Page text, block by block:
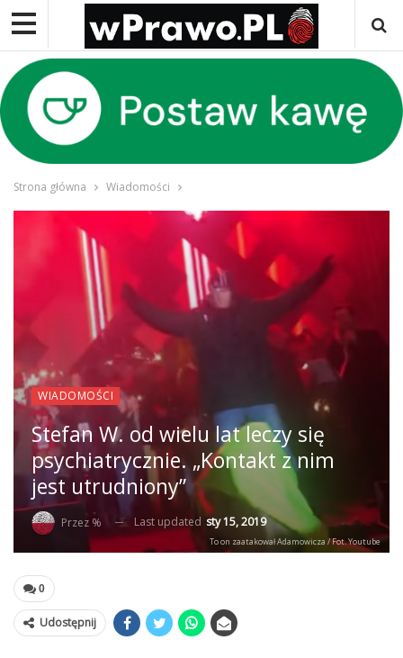
Strona główna Wiadomości
WIADOMOŚCI
Stefan W. od wielu lat leczy się
psychiatrycznie. „Kontakt z nim
jest utrudniony”
Przez % Last updated sty 15, 2019
To on zaatakował Adamowicza / Fot. Youtube
0
Udostępnij